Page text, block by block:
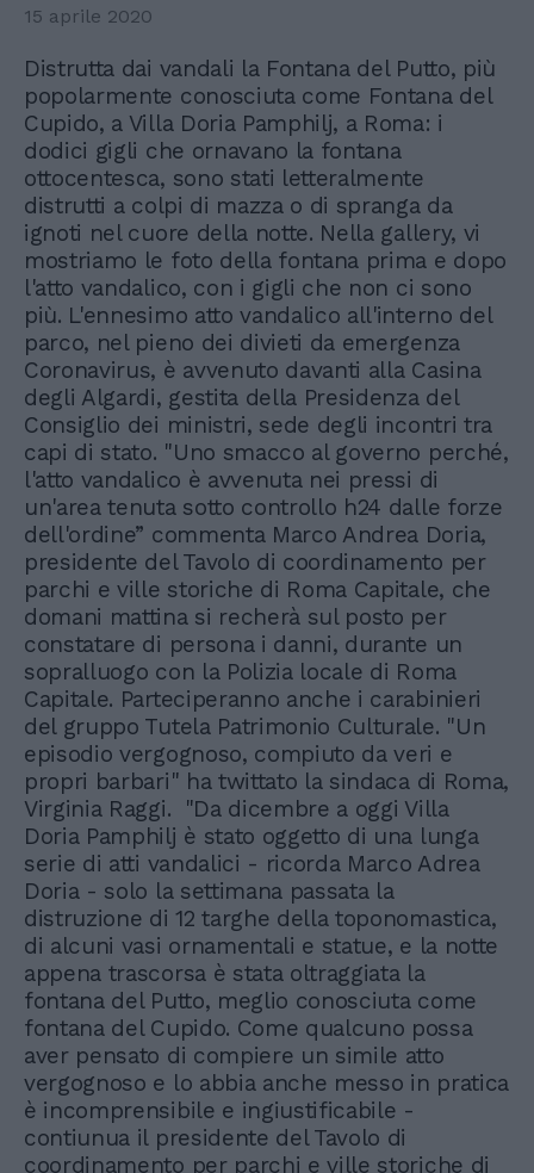
15 aprile 2020
Distrutta dai vandali la Fontana del Putto, più
popolarmente conosciuta come Fontana del
Cupido, a Villa Doria Pamphilj, a Roma: i
dodici gigli che ornavano la fontana
ottocentesca, sono stati letteralmente
distrutti a colpi di mazza o di spranga da
ignoti nel cuore della notte. Nella gallery, vi
mostriamo le foto della fontana prima e dopo
l'atto vandalico, con i gigli che non ci sono
più. L'ennesimo atto vandalico all'interno del
parco, nel pieno dei divieti da emergenza
Coronavirus, è avvenuto davanti alla Casina
degli Algardi, gestita della Presidenza del
Consiglio dei ministri, sede degli incontri tra
capi di stato. "Uno smacco al governo perché,
l'atto vandalico è avvenuta nei pressi di
un'area tenuta sotto controllo h24 dalle forze
dell'ordine” commenta Marco Andrea Doria,
presidente del Tavolo di coordinamento per
parchi e ville storiche di Roma Capitale, che
domani mattina si recherà sul posto per
constatare di persona i danni, durante un
sopralluogo con la Polizia locale di Roma
Capitale. Parteciperanno anche i carabinieri
del gruppo Tutela Patrimonio Culturale. "Un
episodio vergognoso, compiuto da veri e
propri barbari" ha twittato la sindaca di Roma,
Virginia Raggi. "Da dicembre a oggi Villa
Doria Pamphilj è stato oggetto di una lunga
serie di atti vandalici - ricorda Marco Adrea
Doria - solo la settimana passata la
distruzione di 12 targhe della toponomastica,
di alcuni vasi ornamentali e statue, e la notte
appena trascorsa è stata oltraggiata la
fontana del Putto, meglio conosciuta come
fontana del Cupido. Come qualcuno possa
aver pensato di compiere un simile atto
vergognoso e lo abbia anche messo in pratica
è incomprensibile e ingiustificabile -
contiunua il presidente del Tavolo di
coordinamento per parchi e ville storiche di